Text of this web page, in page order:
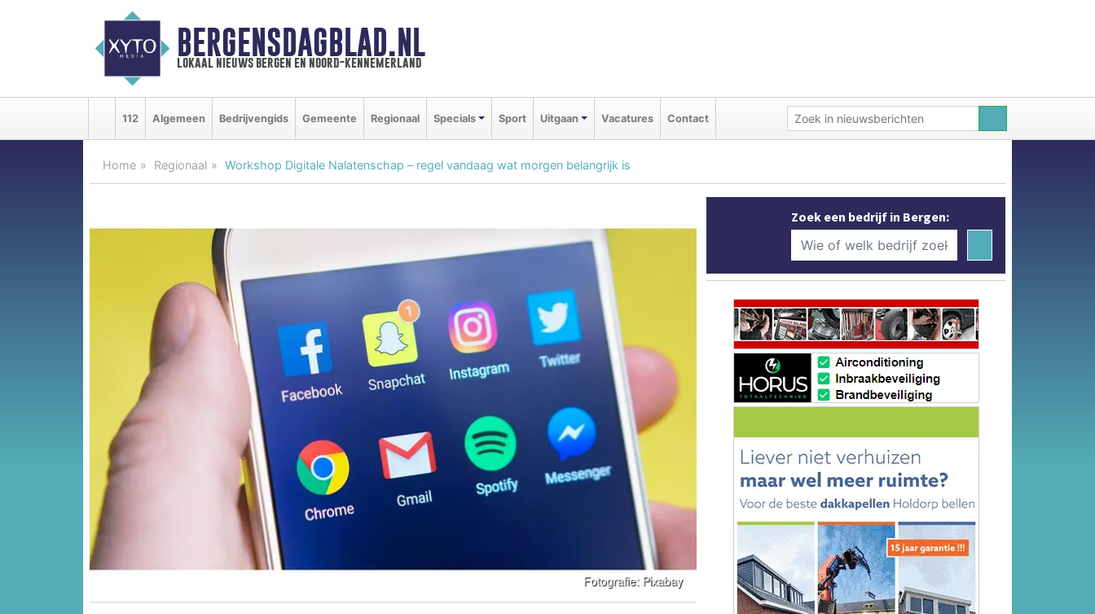
BERGENSDAGBLAD.NL
lokaal nieuws bergen en noord-kennemerland
112 Algemeen Bedrijvengids Gemeente Regionaal Specials Sport Uitgaan Vacatures Contact
Home Regionaal Workshop Digitale Nalatenschap – regel vandaag wat morgen belangrijk is
Zoek een bedrijf in Bergen: